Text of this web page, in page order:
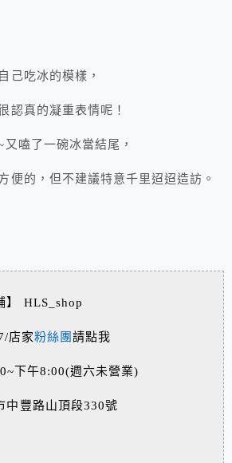
己吃冰的模樣，
認真的凝重表情呢！
嗑了一碗冰當結尾，
便的，但不建議特意千里迢迢造訪。
】 HLS_shop
店家粉絲團請點我
下午8:00(週六未營業)
中豐路山頂段330號